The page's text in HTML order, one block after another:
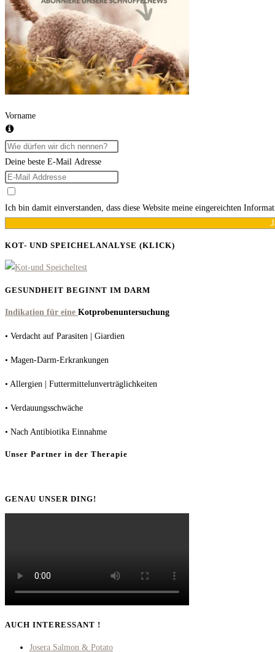
Vorname
Deine beste E-Mail Adresse
Ich bin damit einverstanden, dass diese Website meine eingereichten
KOT- UND SPEICHELANALYSE (KLICK)
GESUNDHEIT BEGINNT IM DARM
Indikation für eine Kotprobenuntersuchung
• Verdacht auf Parasiten | Giardien
• Magen-Darm-Erkrankungen
• Allergien | Futtermittelunverträglichkeiten
• Verdauungsschwäche
• Nach Antibiotika Einnahme
Unser Partner in der Therapie
GENAU UNSER DING!
AUCH INTERESSANT !
Josera Salmon & Potato